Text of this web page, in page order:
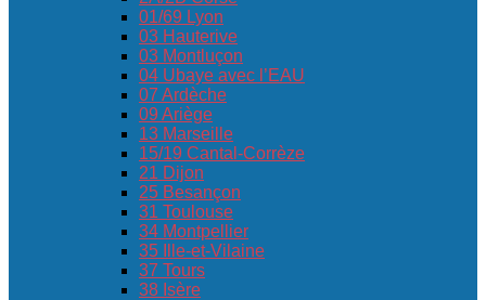
01/69 Lyon
03 Hauterive
03 Montluçon
04 Ubaye avec l’EAU
07 Ardèche
09 Ariège
13 Marseille
15/19 Cantal-Corrèze
21 Dijon
25 Besançon
31 Toulouse
34 Montpellier
35 Ille-et-Vilaine
37 Tours
38 Isère